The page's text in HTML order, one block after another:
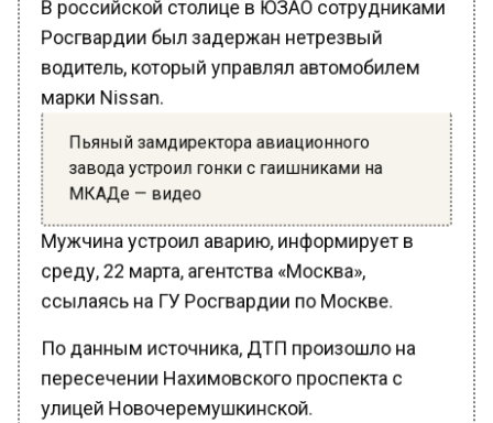
Росгвардии был задержан нетрезвый
водитель, который управлял автомобилем
марки Nissan.
завода устроил гонки с гаишниками на
МКАДе — видео
Мужчина устроил аварию, информирует в
среду, 22 марта, агентства «Москва»,
ссылаясь на ГУ Росгвардии по Москве.
пересечении Нахимовского проспекта с
улицей Новочеремушкинской.